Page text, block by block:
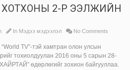
2-Р ЭЭЛЖИЙН
In Мэдээ мэдээлэл No Comments
TV”-тэй хамтран олон улсын
тохиолдуулан 2016 оны 5 сарын 28-
өдөрлөгийг зохион байгууллаа.